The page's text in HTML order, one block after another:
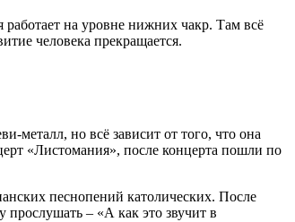
работает на уровне нижних чакр. Там всё
человека прекращается.
металл, но всё зависит от того, что она
«Листомания», после концерта пошли по
песнопений католических. После
прослушать – «А как это звучит в